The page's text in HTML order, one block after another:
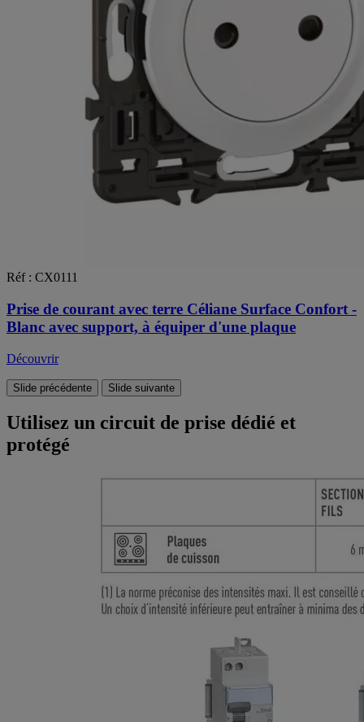
Réf : CX0111
Prise de courant avec terre Céliane Surface Confort -
Blanc avec support, à équiper d'une plaque
Découvrir
Slide précédente Slide suivante
Utilisez un circuit de prise dédié et
protégé